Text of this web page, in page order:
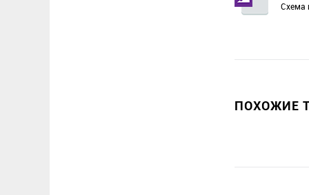
Схема
ПОХОЖИЕ